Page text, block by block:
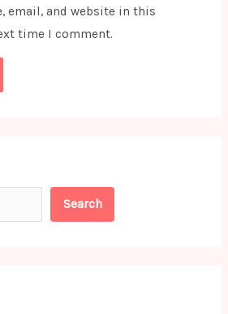
email, and website in this
time I comment.
Search